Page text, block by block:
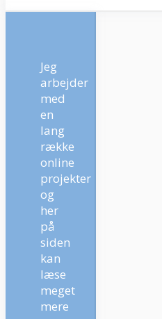
Jeg
arbejder
med
en
lang
række
online
projekter
og
her
på
siden
kan
læse
meget
mere